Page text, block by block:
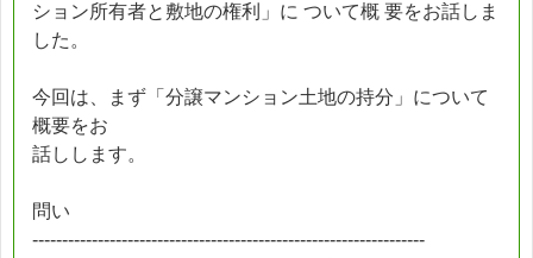
ション所有者と敷地の権利」に ついて概 要をお話しま
した。
今回は、まず「分譲マンション土地の持分」について
概要をお
話しします。
問い
------------------------------------------------------------------